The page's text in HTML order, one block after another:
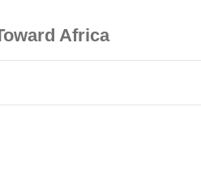
Africa